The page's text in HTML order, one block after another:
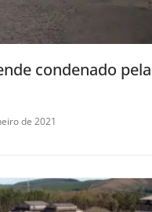
condenado
de 2021